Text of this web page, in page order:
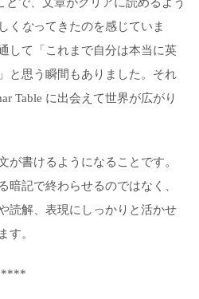
く なってきたのを感じてい ま
して「これまで自分は本当に英
と思う瞬間 もありました。それ
Table に出会えて世界が広がり
が書ける ようになる ことです。
暗記で終わらせるのではなく、
読解 表現にしっかりと活かせ
ます。